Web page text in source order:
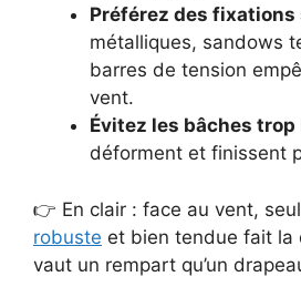
Préférez des fixations
métalliques, sandows
barres de tension
vent.
Évitez les bâches trop
déforment et finissent
👉 En clair : face au vent,
robuste et bien tendue fait la
vaut un rempart qu’un